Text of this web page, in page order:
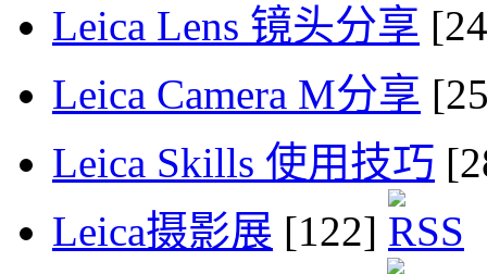
Leica Lens 镜头分享
Leica Camera M分享
Leica Skills 使用技巧
Leica摄影展 [122]